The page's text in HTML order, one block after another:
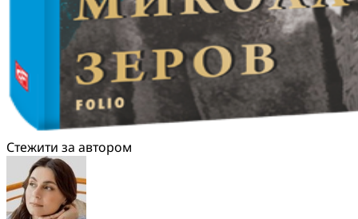
Стежити за автором